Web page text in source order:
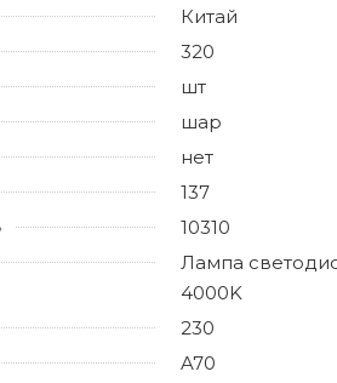
Китай
320
шт
шар
нет
137
10310
Лампа
4000K
230
A70